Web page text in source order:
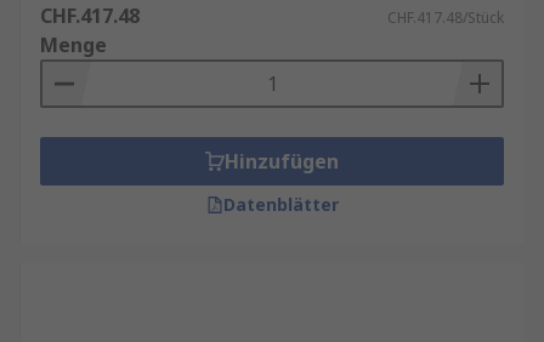
CHF.417.48 CHF.417.48/Stück
Menge
Hinzufügen
Datenblätter